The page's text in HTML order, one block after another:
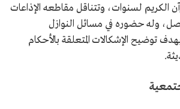
الكريم لسنوات، وتتناقل مقاطعه الإذاعات
وله حضوره في مسائل النوازل
توضيح الإشكالات المتعلقة بالأحكام